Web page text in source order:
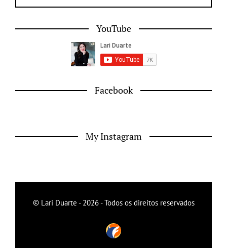
YouTube
Facebook
My Instagram
© Lari Duarte - 2026 - Todos os direitos reservados